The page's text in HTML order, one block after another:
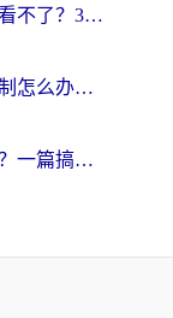
为什么咪咕体育的直播在海外看不了？3步解决海外看世界杯+抖音地区限制难题
海外电脑看世界杯直播地区限制怎么办？你需要一个聪明的加速器
海外看世界杯地区限制怎么办？一篇搞定咪咕视频播放+国内资源无缝访问指南